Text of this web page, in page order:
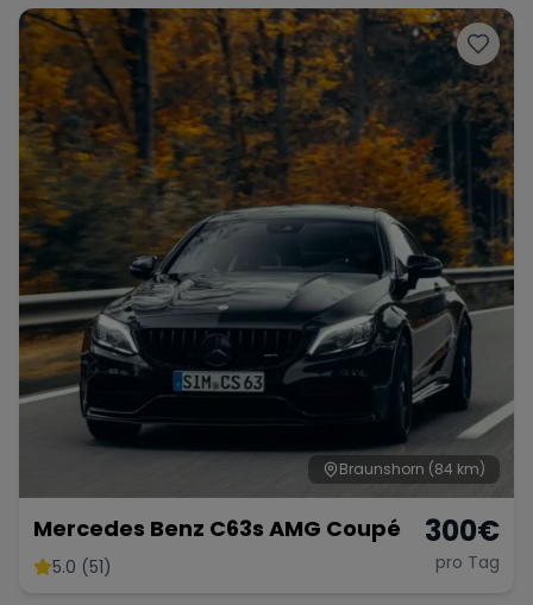
Braunshorn (84 km)
Mercedes Benz C63s AMG Coupé
5.0 (51)
300€
pro Tag